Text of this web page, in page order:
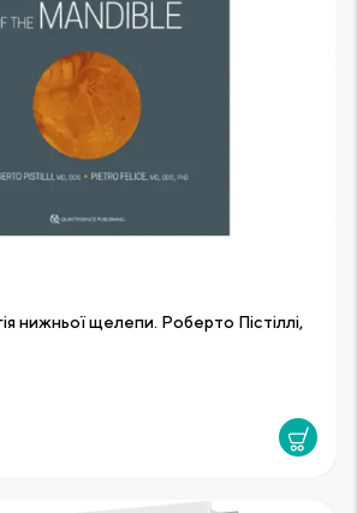
нижньої щелепи. Роберто Пістіллі,